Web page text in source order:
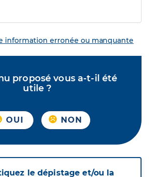
information erronée ou manquante
proposé vous a-t-il été
utile ?
OUI NON
le dépistage et/ou la